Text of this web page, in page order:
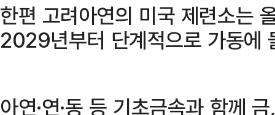
한편 고려아연의 미국 제련소는
2029년부터 단계적으로 가동에
아연·연·동 등 기초금속과 함께